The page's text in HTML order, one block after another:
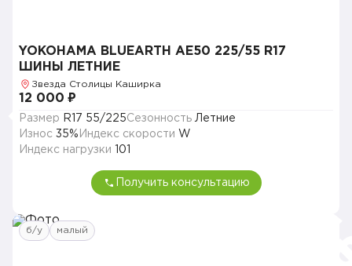
YOKOHAMA BLUEARTH AE50 225/55 R17
ШИНЫ ЛЕТНИЕ
Звезда Столицы Каширка
12 000 ₽
Размер R17 55/225Сезонность Летние
Износ 35% Индекс скорости W
Индекс нагрузки
101
Получить консультацию
б/у малый